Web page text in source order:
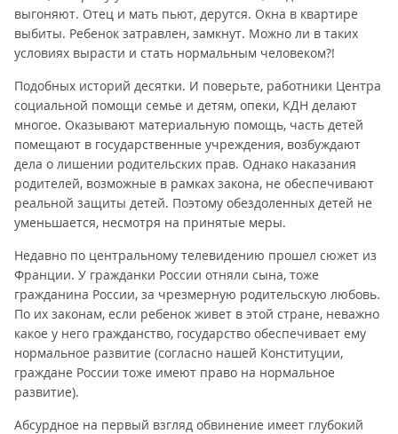
выгоняют. Отец и мать пьют, дерутся. Окна в квартире
выбиты. Ребенок затравлен, замкнут. Можно ли в таких
условиях вырасти и стать нормальным человеком?!
Подобных историй десятки. И поверьте, работники Центра
социальной помощи семье и детям, опеки, КДН делают
многое. Оказывают материальную помощь, часть детей
помещают в государственные учреждения, возбуждают
дела о лишении родительских прав. Однако наказания
родителей, возможные в рамках закона, не обеспечивают
реальной защиты детей. Поэтому обездоленных детей не
уменьшается, несмотря на принятые меры.
Недавно по центральному телевидению прошел сюжет из
Франции. У гражданки России отняли сына, тоже
гражданина России, за чрезмерную родительскую любовь.
По их законам, если ребенок живет в этой стране, неважно
какое у него гражданство, государство обеспечивает ему
нормальное развитие (согласно нашей Конституции,
граждане России тоже имеют право на нормальное
развитие).
Абсурдное на первый взгляд обвинение имеет глубокий